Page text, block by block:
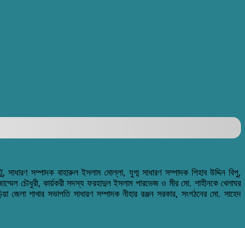
সাধারণ সম্পাদক বাহারুল ইসলাম মোল্লা, যুগ্ম সাধারণ সম্পাদক শিহাব উদ্দিন বিপু,
চৌধুরী, কার্য়করী সদস্য ফরহাদুল ইসলাম পারভেজ ও মীর মো. শাহীনকে খেলাঘর
জেলা শাখার সভাপতি সাধারণ সম্পাদক নীহার রঞ্জন সরকার, সংগঠনের মো. সাহেদ